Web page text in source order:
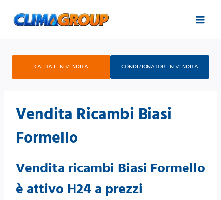
CALDAIE IN VENDITA CONDIZIONATORI IN VENDITA
Vendita Ricambi Biasi
Formello
Vendita ricambi Biasi Formello
è attivo H24 a prezzi